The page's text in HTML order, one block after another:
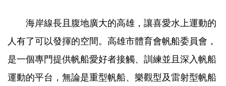
海岸線長且腹地廣大的高雄，讓喜愛水上運動的
人有了可以發揮的空間。高雄市體育會帆船委員會，
是一個專門提供帆船愛好者接觸、訓練並且深入帆船
運動的平台，無論是重型帆船、樂觀型及雷射型帆船